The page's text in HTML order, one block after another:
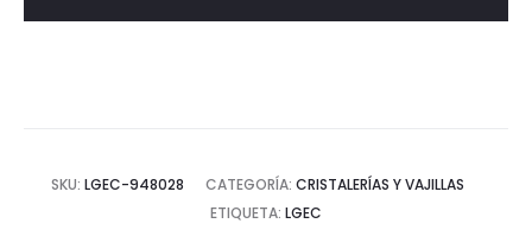
SKU: LGEC-948028 CATEGORÍA: CRISTALERÍAS Y VAJILLAS
ETIQUETA: LGEC